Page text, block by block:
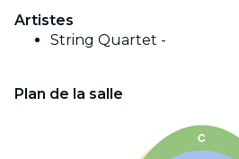
Artistes
String Quartet -
Plan de la salle